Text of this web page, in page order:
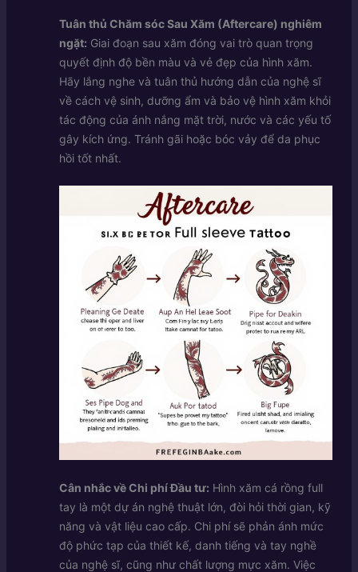
Tuân thủ Chăm sóc Sau Xăm (Aftercare) nghiêm
ngặt: Giai đoạn sau xăm đóng vai trò quan trọng
quyết định độ bền màu và vẻ đẹp của hình xăm.
Hãy lắng nghe và tuân thủ hướng dẫn của nghệ sĩ
về cách vệ sinh, dưỡng ẩm và bảo vệ hình xăm khỏi
tác động của ánh nắng mặt trời, nước và các yếu tố
gây kích ứng. Tránh gãi hoặc bóc vảy để da phục
hồi tốt nhất.
Cân nhắc về Chi phí Đầu tư: Hình xăm cá rồng full
tay là một dự án nghệ thuật lớn, đòi hỏi thời gian, kỹ
năng và vật liệu cao cấp. Chi phí sẽ phản ánh mức
độ phức tạp của thiết kế, danh tiếng và tay nghề
của nghệ sĩ, cũng như chất lượng mực xăm. Việc